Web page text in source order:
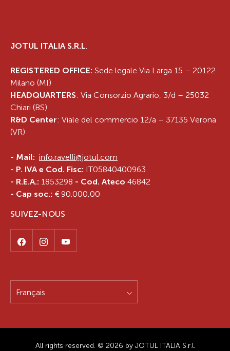
JOTUL ITALIA S.R.L.
REGISTERED OFFICE: Sede legale Via Larga 15 – 20122
Milano (MI)
HEADQUARTERS: Via Consorzio Agrario, 3/d – 25032
Chiari (BS)
R&D Center: Viale del commercio 12/a – 37135 Verona
(VR)
- Mail: info.ravelli@jotul.com
- P. IVA e Cod. Fisc: IT05840400963
- R.E.A.: 1853298 - Cod. Ateco 46842
- Cap soc.: € 90.000,00
SUIVEZ-NOUS
Français
All rights reserved. © 2026 by JOTUL ITALIA S.r.l.